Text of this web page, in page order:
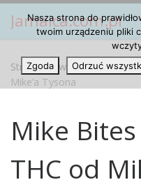
Przejdź do treści
Jamaica.com.pl
Strona główna » Artykuły »
Mike’a Tysona
Mike
THC od
Nasza strona do
twoim urządzeniu pliki
Zgoda
Odrzuć